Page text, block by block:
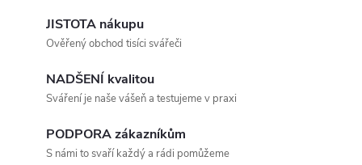
JISTOTA nákupu
Ověřený obchod tisíci svářeči
NADŠENÍ kvalitou
Sváření je naše vášeň a testujeme v praxi
PODPORA zákazníkům
S námi to svaří každý a rádi pomůžeme